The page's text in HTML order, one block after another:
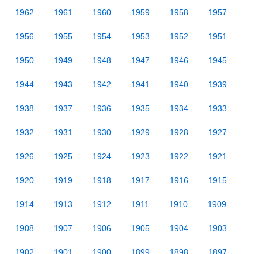
1962 1961 1960 1959 1958 1957
1956 1955 1954 1953 1952 1951
1950 1949 1948 1947 1946 1945
1944 1943 1942 1941 1940 1939
1938 1937 1936 1935 1934 1933
1932 1931 1930 1929 1928 1927
1926 1925 1924 1923 1922 1921
1920 1919 1918 1917 1916 1915
1914 1913 1912 1911 1910 1909
1908 1907 1906 1905 1904 1903